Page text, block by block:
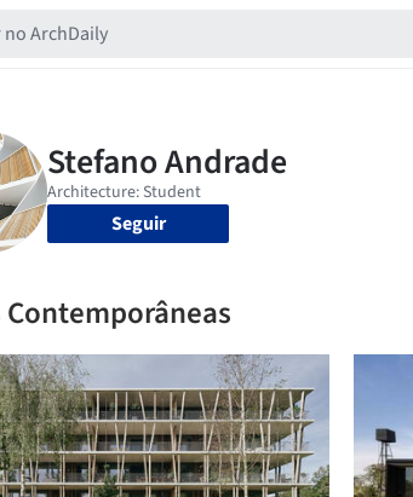
Seguir
Contemporâneas